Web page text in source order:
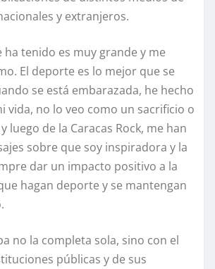
y extranjeros.
ha tenido es muy grande y me
El deporte es lo mejor que se
se está embarazada, he hecho
vida, no lo veo como un sacrificio o
luego de la Caracas Rock, me han
sobre que soy inspiradora y la
dar un impacto positivo a la
hagan deporte y se mantengan
no la completa sola, sino con el
públicas y de sus